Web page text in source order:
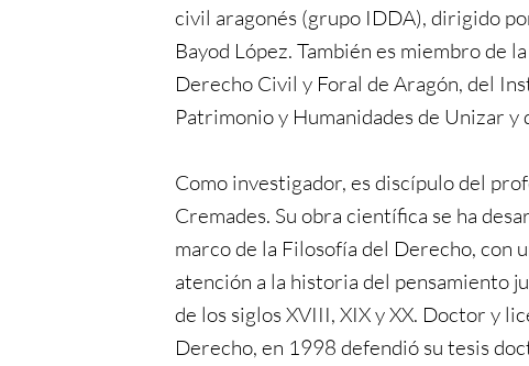
civil aragonés (grupo IDDA), dirigido
Bayod López. También es miembro de
Derecho Civil y Foral de Aragón, del
Patrimonio y Humanidades de Unizar y
Como investigador, es discípulo del
Cremades. Su obra científica se ha
marco de la Filosofía del Derecho, con
atención a la historia del pensamiento
de los siglos XVIII, XIX y XX. Doctor y
Derecho, en 1998 defendió su tesis